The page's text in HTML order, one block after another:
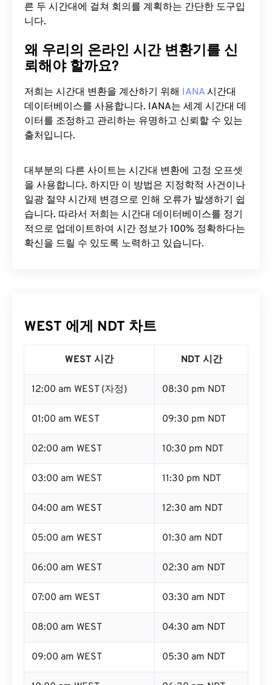
른 두 시간대에 걸쳐 회의를 계획하는 간단한 도구입
니다.
왜 우리의 온라인 시간 변환기를 신
뢰해야 할까요?
저희는 시간대 변환을 계산하기 위해 IANA 시간대
데이터베이스를 사용합니다. IANA는 세계 시간대 데
이터를 조정하고 관리하는 유명하고 신뢰할 수 있는
출처입니다.
대부분의 다른 사이트는 시간대 변환에 ​​고정 오프셋
을 사용합니다. 하지만 이 방법은 지정학적 사건이나
일광 절약 시간제 변경으로 인해 오류가 발생하기 쉽
습니다. 따라서 저희는 시간대 데이터베이스를 정기
적으로 업데이트하여 시간 정보가 100% 정확하다는
확신을 드릴 수 있도록 노력하고 있습니다.
WEST 에게 NDT 차트
WEST 시간 NDT 시간
12:00 am WEST (자정) 08:30 pm NDT
01:00 am WEST 09:30 pm NDT
02:00 am WEST 10:30 pm NDT
03:00 am WEST 11:30 pm NDT
04:00 am WEST 12:30 am NDT
05:00 am WEST 01:30 am NDT
06:00 am WEST 02:30 am NDT
07:00 am WEST 03:30 am NDT
08:00 am WEST 04:30 am NDT
09:00 am WEST 05:30 am NDT